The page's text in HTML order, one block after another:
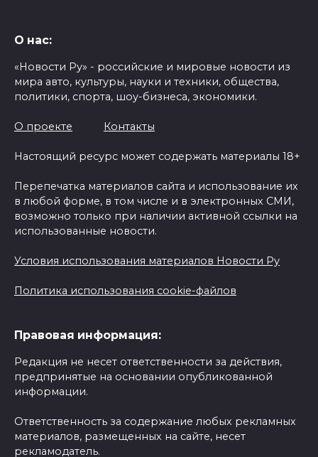
О нас:
«Новости Ру» - российские и мировые новости из
мира авто, культуры, науки и техники, общества,
политики, спорта, шоу-бизнеса, экономики.
О проекте Контакты
Настоящий ресурс может содержать материалы 18+
Перепечатка материалов сайта и использование их
в любой форме, в том числе и в электронных СМИ,
возможно только при наличии активной ссылки на
использованные новости.
Условия использования материалов Новости Ру
Политика использования cookie-файлов
Правовая информация:
Редакция не несет ответственности за действия,
предпринятые на основании опубликованной
информации.
Ответственность за содержание любых рекламных
материалов, размещенных на сайте, несет
рекламодатель.